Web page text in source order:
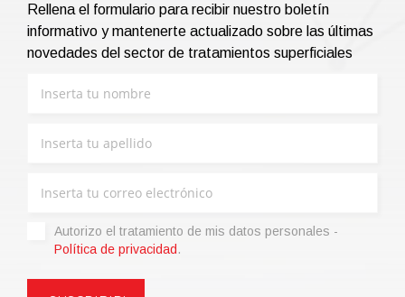
Rellena el formulario para recibir nuestro boletín
informativo y mantenerte actualizado sobre las últimas
novedades del sector de tratamientos superficiales
Autorizo ​​el tratamiento de mis datos personales -
Política de privacidad .